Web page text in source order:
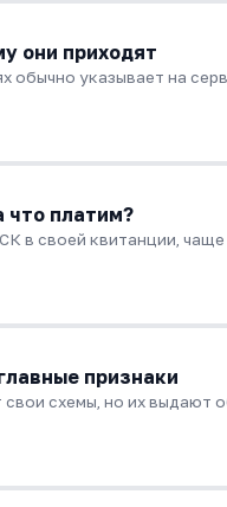
они приходят
обычно указывает на
что платим?
в своей квитанции,
признаки
схемы, но их выдают